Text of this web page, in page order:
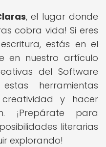
, el lugar donde
cobra vida! Si eres
estás en el
en nuestro artículo
del Software
herramientas
y hacer
¡Prepárate para
literarias
explorando!